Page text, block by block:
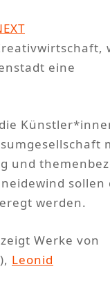
eine
und
sollen
werden.
Werke von
Leonid